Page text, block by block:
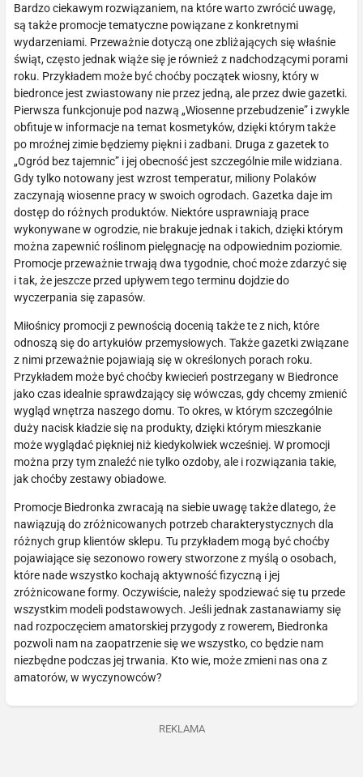
Bardzo ciekawym rozwiązaniem, na które warto zwrócić uwagę,
są także promocje tematyczne powiązane z konkretnymi
wydarzeniami. Przeważnie dotyczą one zbliżających się właśnie
świąt, często jednak wiąże się je również z nadchodzącymi porami
roku. Przykładem może być choćby początek wiosny, który w
biedronce jest zwiastowany nie przez jedną, ale przez dwie gazetki.
Pierwsza funkcjonuje pod nazwą „Wiosenne przebudzenie” i zwykle
obfituje w informacje na temat kosmetyków, dzięki którym także
po mroźnej zimie będziemy piękni i zadbani. Druga z gazetek to
„Ogród bez tajemnic” i jej obecność jest szczególnie mile widziana.
Gdy tylko notowany jest wzrost temperatur, miliony Polaków
zaczynają wiosenne pracy w swoich ogrodach. Gazetka daje im
dostęp do różnych produktów. Niektóre usprawniają prace
wykonywane w ogrodzie, nie brakuje jednak i takich, dzięki którym
można zapewnić roślinom pielęgnację na odpowiednim poziomie.
Promocje przeważnie trwają dwa tygodnie, choć może zdarzyć się
i tak, że jeszcze przed upływem tego terminu dojdzie do
wyczerpania się zapasów.
Miłośnicy promocji z pewnością docenią także te z nich, które
odnoszą się do artykułów przemysłowych. Także gazetki związane
z nimi przeważnie pojawiają się w określonych porach roku.
Przykładem może być choćby kwiecień postrzegany w Biedronce
jako czas idealnie sprawdzający się wówczas, gdy chcemy zmienić
wygląd wnętrza naszego domu. To okres, w którym szczególnie
duży nacisk kładzie się na produkty, dzięki którym mieszkanie
może wyglądać piękniej niż kiedykolwiek wcześniej. W promocji
można przy tym znaleźć nie tylko ozdoby, ale i rozwiązania takie,
jak choćby zestawy obiadowe.
Promocje Biedronka zwracają na siebie uwagę także dlatego, że
nawiązują do zróżnicowanych potrzeb charakterystycznych dla
różnych grup klientów sklepu. Tu przykładem mogą być choćby
pojawiające się sezonowo rowery stworzone z myślą o osobach,
które nade wszystko kochają aktywność fizyczną i jej
zróżnicowane formy. Oczywiście, należy spodziewać się tu przede
wszystkim modeli podstawowych. Jeśli jednak zastanawiamy się
nad rozpoczęciem amatorskiej przygody z rowerem, Biedronka
pozwoli nam na zaopatrzenie się we wszystko, co będzie nam
niezbędne podczas jej trwania. Kto wie, może zmieni nas ona z
amatorów, w wyczynowców?
REKLAMA